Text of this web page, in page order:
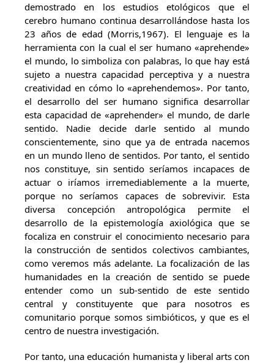
demostrado en los estudios etológicos que el
cerebro humano continua desarrollándose hasta los
23 años de edad (Morris,1967). El lenguaje es la
herramienta con la cual el ser humano «aprehende»
el mundo, lo simboliza con palabras, lo que hay está
sujeto a nuestra capacidad perceptiva y a nuestra
creatividad en cómo lo «aprehendemos». Por tanto,
el desarrollo del ser humano significa desarrollar
esta capacidad de «aprehender» el mundo, de darle
sentido. Nadie decide darle sentido al mundo
conscientemente, sino que ya de entrada nacemos
en un mundo lleno de sentidos. Por tanto, el sentido
nos constituye, sin sentido seríamos incapaces de
actuar o iríamos irremediablemente a la muerte,
porque no seríamos capaces de sobrevivir. Esta
diversa concepción antropológica permite el
desarrollo de la epistemología axiológica que se
focaliza en construir el conocimiento necesario para
la construcción de sentidos colectivos cambiantes,
como veremos más adelante. La focalización de las
humanidades en la creación de sentido se puede
entender como un sub-sentido de este sentido
central y constituyente que para nosotros es
comunitario porque somos simbióticos, y que es el
centro de nuestra investigación.
Por tanto, una educación humanista y liberal arts con